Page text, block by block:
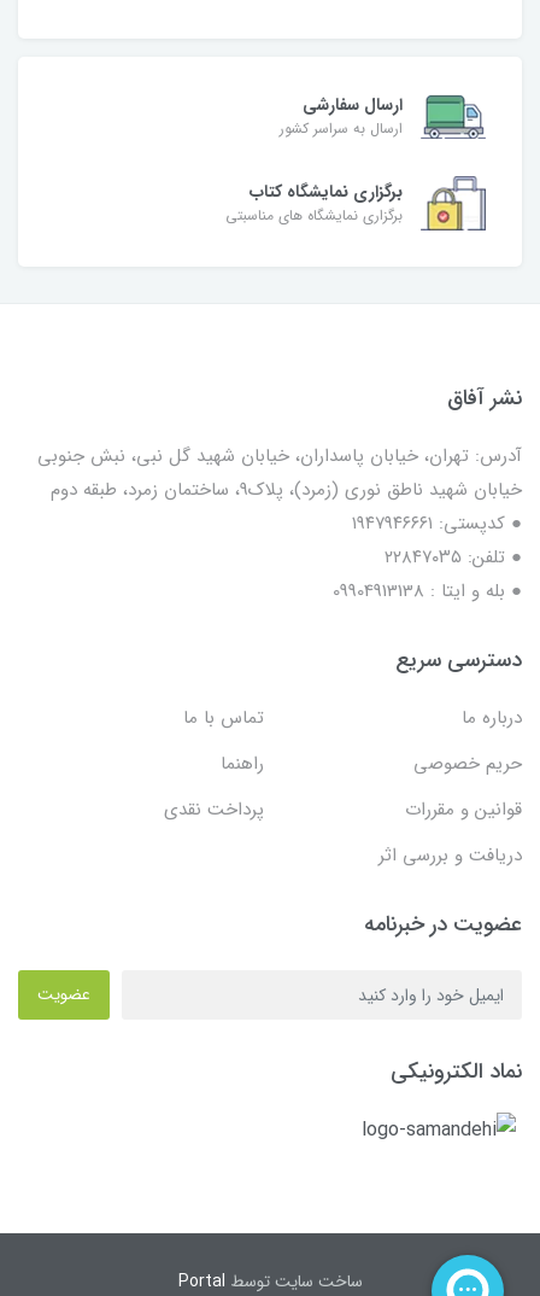
ارسال سفارشی
ارسال به سراسر کشور
برگزاری نمایشگاه کتاب
برگزاری نمایشگاه های مناسبتی
نشر آفاق
آدرس: تهران، خیابان پاسداران، خیابان شهید گل نبی، نبش جنوبی
خیابان شهید ناطق نوری (زمرد)، پلاک9، ساختمان زمرد، طبقه دوم
● کدپستی: ۱۹۴۷۹۴۶۶۶۱
● تلفن: ٢٢٨۴٧۰۳۵
● بله و ایتا : 09904913138
دسترسی سریع
درباره ما
تماس با ما
حریم خصوصی
راهنما
قوانین و مقررات
پرداخت نقدی
دریافت و بررسی اثر
عضویت در خبرنامه
عضویت
نماد الکترونیکی
ساخت سایت توسط Portal